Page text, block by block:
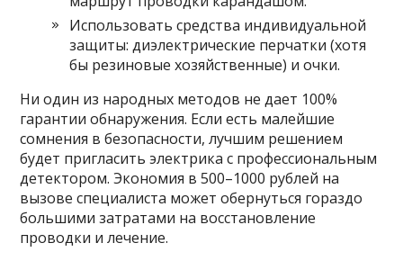
Использовать средства индивидуальной
защиты: диэлектрические перчатки (хотя
бы резиновые хозяйственные) и очки.
Ни один из народных методов не дает 100%
гарантии обнаружения. Если есть малейшие
сомнения в безопасности, лучшим решением
будет пригласить электрика с профессиональным
детектором. Экономия в 500–1000 рублей на
вызове специалиста может обернуться гораздо
большими затратами на восстановление
проводки и лечение.